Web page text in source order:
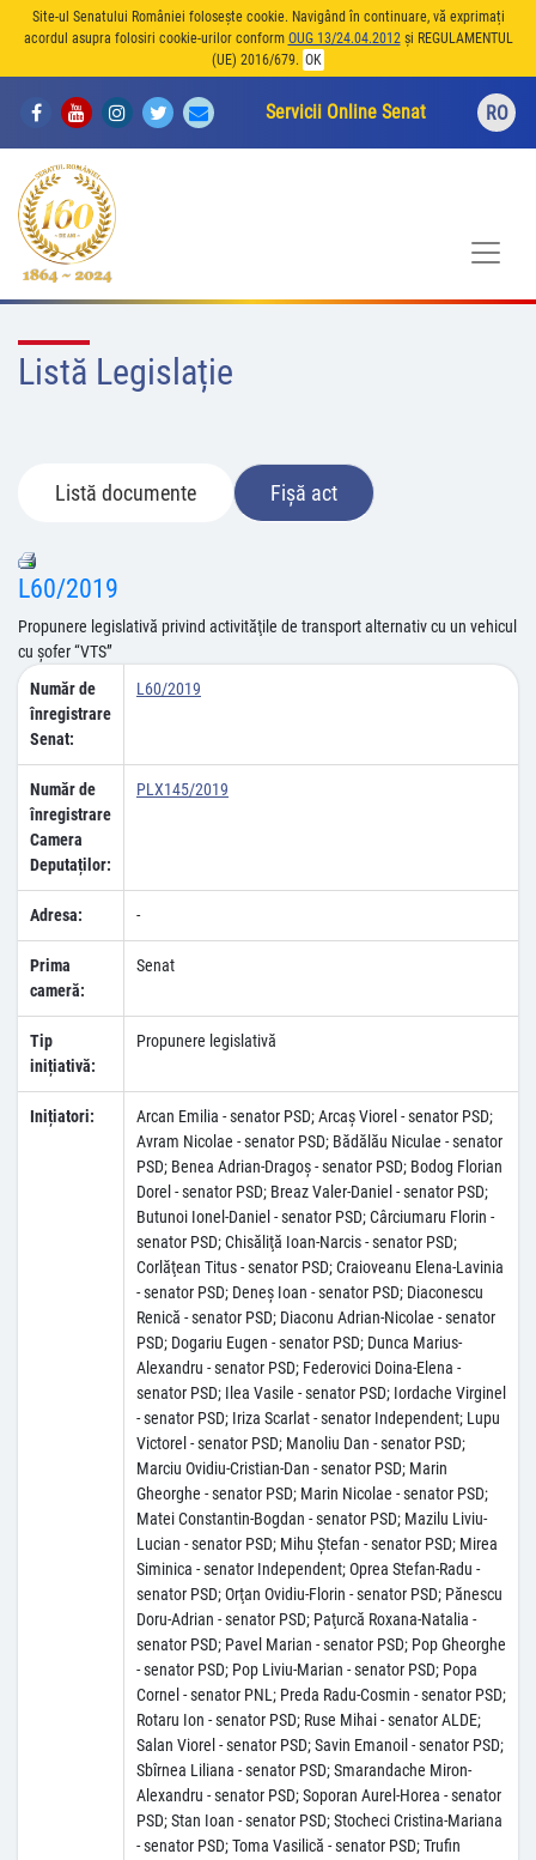
Site-ul Senatului României folosește cookie. Navigând în continuare, vă exprimați
acordul asupra folosiri cookie-urilor conform OUG 13/24.04.2012și REGULAMENTUL
(UE) 2016/679. OK
Servicii Online Senat RO
Listă Legislație
Listă documente Fișă act
L60/2019
Propunere legislativă privind activităţile de transport alternativ cu un vehicul
cu şofer “VTS”
Număr de
înregistrare
Senat:
L60/2019
Număr de
înregistrare
Camera
Deputaților:
PLX145/2019
Adresa: -
Prima
cameră:
Senat
Tip
inițiativă:
Propunere legislativă
Inițiatori:
Arcan Emilia - senator PSD; Arcaş Viorel - senator PSD;
Avram Nicolae - senator PSD; Bădălău Niculae - senator
PSD; Benea Adrian-Dragoș - senator PSD; Bodog Florian
Dorel - senator PSD; Breaz Valer-Daniel - senator PSD;
Butunoi Ionel-Daniel - senator PSD; Cârciumaru Florin -
senator PSD; Chisăliţă Ioan-Narcis - senator PSD;
Corlăţean Titus - senator PSD; Craioveanu Elena-Lavinia
- senator PSD; Deneş Ioan - senator PSD; Diaconescu
Renică - senator PSD; Diaconu Adrian-Nicolae - senator
PSD; Dogariu Eugen - senator PSD; Dunca Marius-
Alexandru - senator PSD; Federovici Doina-Elena -
senator PSD; Ilea Vasile - senator PSD; Iordache Virginel
- senator PSD; Iriza Scarlat - senator Independent; Lupu
Victorel - senator PSD; Manoliu Dan - senator PSD;
Marciu Ovidiu-Cristian-Dan - senator PSD; Marin
Gheorghe - senator PSD; Marin Nicolae - senator PSD;
Matei Constantin-Bogdan - senator PSD; Mazilu Liviu-
Lucian - senator PSD; Mihu Ștefan - senator PSD; Mirea
Siminica - senator Independent; Oprea Stefan-Radu -
senator PSD; Orţan Ovidiu-Florin - senator PSD; Pănescu
Doru-Adrian - senator PSD; Paţurcă Roxana-Natalia -
senator PSD; Pavel Marian - senator PSD; Pop Gheorghe
- senator PSD; Pop Liviu-Marian - senator PSD; Popa
Cornel - senator PNL; Preda Radu-Cosmin - senator PSD;
Rotaru Ion - senator PSD; Ruse Mihai - senator ALDE;
Salan Viorel - senator PSD; Savin Emanoil - senator PSD;
Sbîrnea Liliana - senator PSD; Smarandache Miron-
Alexandru - senator PSD; Soporan Aurel-Horea - senator
PSD; Stan Ioan - senator PSD; Stocheci Cristina-Mariana
- senator PSD; Toma Vasilică - senator PSD; Trufin